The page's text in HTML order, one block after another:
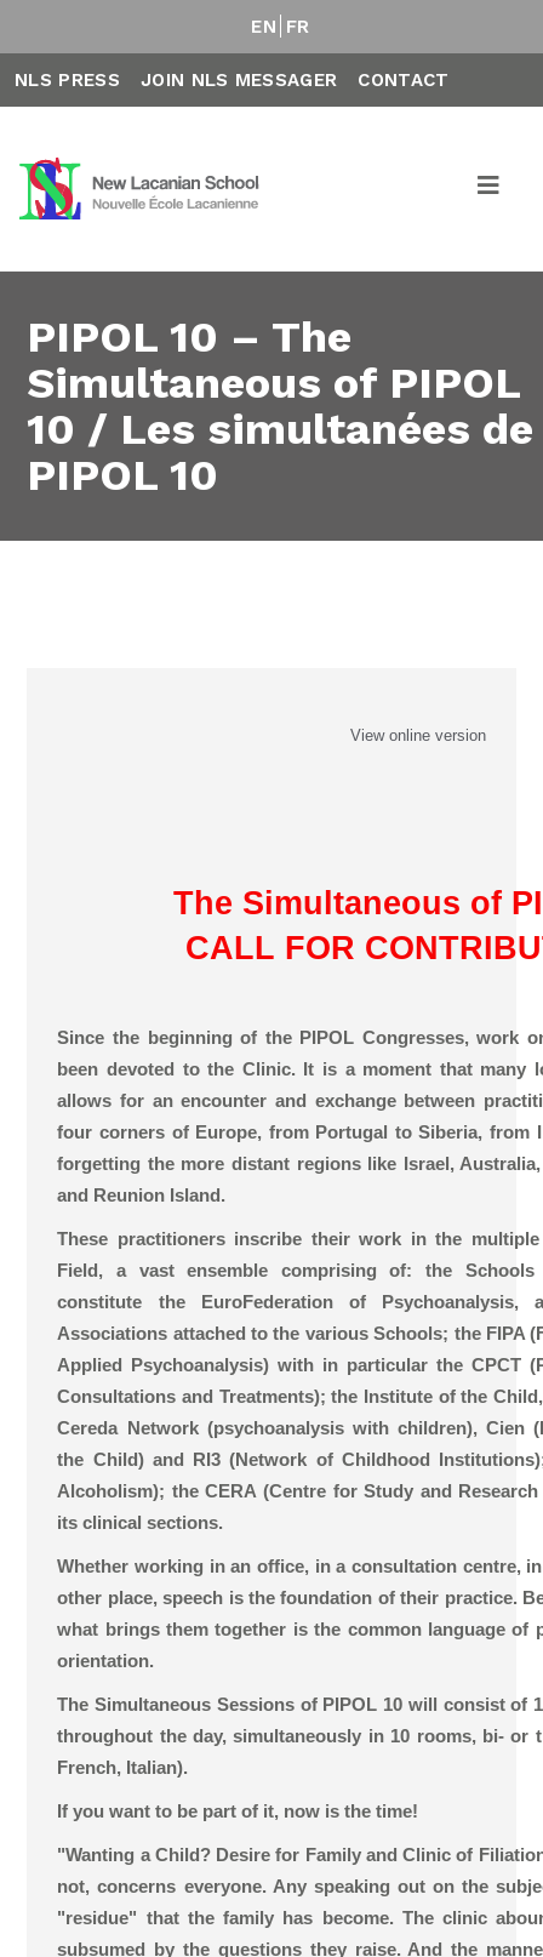
EN FR
NLS PRESS JOIN NLS MESSAGER CONTACT
PIPOL 10 – The
Simultaneous of PIPOL
10 / Les simultanées de
PIPOL 10
View online version
The Simultaneous of
CALL FOR
Since the beginning of the PIPOL Congresses, work
been devoted to the Clinic. It is a moment that many
allows for an encounter and exchange between
four corners of Europe, from Portugal to Siberia, from
forgetting the more distant regions like Israel,
and Reunion Island.
These practitioners inscribe their work in the
Field, a vast ensemble comprising of: the Schools
constitute the EuroFederation of
Associations attached to the various Schools; the FIPA
Applied Psychoanalysis) with in particular the CPCT
Consultations and Treatments); the Institute of the
Cereda Network (psychoanalysis with children), Cien
the Child) and RI3 (Network of Childhood
Alcoholism); the CERA (Centre for Study and
its clinical sections.
Whether working in an office, in a consultation centre,
other place, speech is the foundation of their practice.
what brings them together is the common language of
orientation.
The Simultaneous Sessions of PIPOL 10 will consist of
throughout the day, simultaneously in 10 rooms, bi- or
French, Italian).
If you want to be part of it, now is the time!
"Wanting a Child? Desire for Family and Clinic of
not, concerns everyone. Any speaking out on the
"residue" that the family has become. The clinic
subsumed by the questions they raise. And the